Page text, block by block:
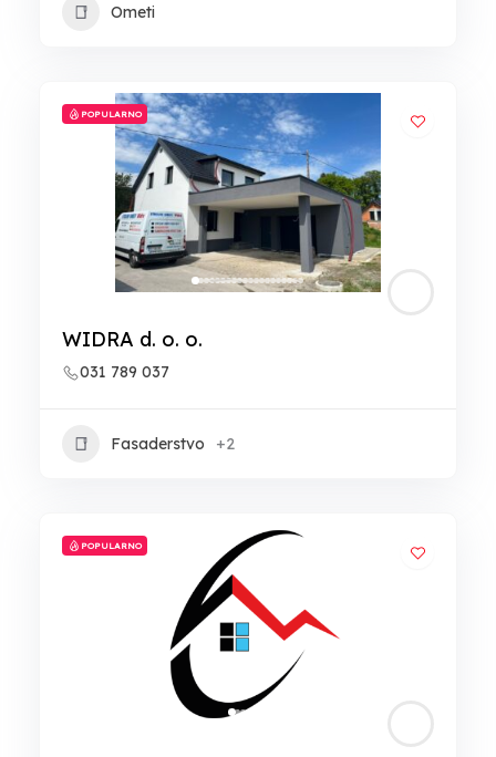
Ometi
POPULARNO
WIDRA d. o. o.
031 789 037
Fasaderstvo +2
POPULARNO